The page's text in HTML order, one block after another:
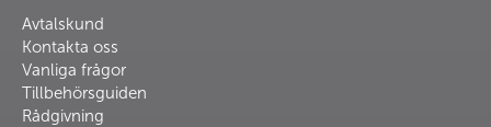
Avtalskund
Kontakta oss
Vanliga frågor
Tillbehörsguiden
Rådgivning